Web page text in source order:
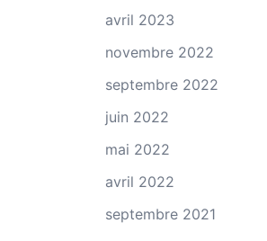
avril 2023
novembre 2022
septembre 2022
juin 2022
mai 2022
avril 2022
septembre 2021